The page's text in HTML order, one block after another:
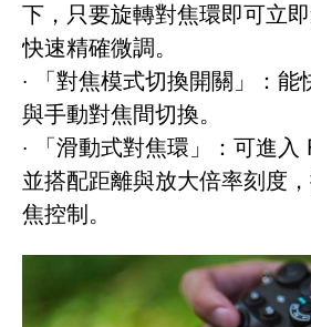
下，只要旋轉對焦環即可立
快速精確微調。
‧ 「對焦模式切換開關」：能
與手動對焦間切換。
‧ 「滑動式對焦環」：可進入
並搭配距離與放大倍率刻度
焦控制。